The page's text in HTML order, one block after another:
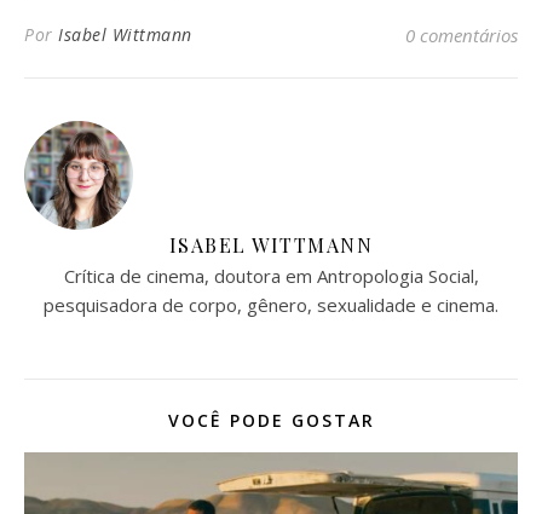
Por Isabel Wittmann 0 comentários
ISABEL WITTMANN
Crítica de cinema, doutora em Antropologia Social,
pesquisadora de corpo, gênero, sexualidade e cinema.
VOCÊ PODE GOSTAR